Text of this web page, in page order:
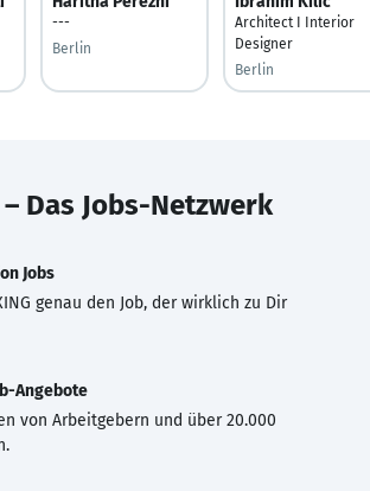
---
Berlin
Architect I Interior
Designer
Berlin
– Das Jobs-Netzwerk
Jobs
genau den Job, der wirklich zu Dir
Angebote
von Arbeitgebern und über 20.000